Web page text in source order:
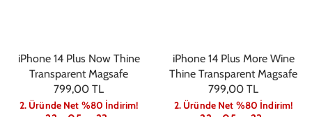
iPhone 14 Plus Now Thine
Transparent Magsafe
799,00 TL
2. Üründe Net %80 İndirim!
iPhone 14 Plus More Wine
Thine Transparent Magsafe
799,00 TL
2. Üründe Net %80 İndirim!